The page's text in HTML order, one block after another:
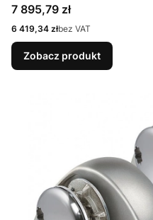
Cena
7 895,79 zł
Cena
6 419,34 złbez VAT
Zobacz produkt